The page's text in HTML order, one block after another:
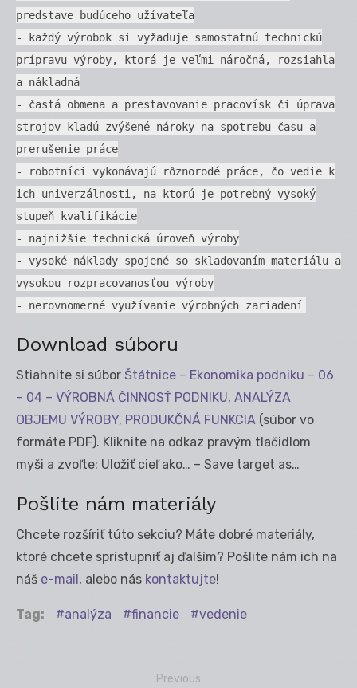
predstave budúceho užívateľa
- každý výrobok si vyžaduje samostatnú technickú
prípravu výroby, ktorá je veľmi náročná, rozsiahla
a nákladná
- častá obmena a prestavovanie pracovísk či úprava
strojov kladú zvýšené nároky na spotrebu času a
prerušenie práce
- robotníci vykonávajú rôznorodé práce, čo vedie k
ich univerzálnosti, na ktorú je potrebný vysoký
stupeň kvalifikácie
- najnižšie technická úroveň výroby
- vysoké náklady spojené so skladovaním materiálu a
vysokou rozpracovanosťou výroby
- nerovnomerné využívanie výrobných zariadení
Download súboru
Stiahnite si súbor Štátnice – Ekonomika podniku – 06
– 04 – VÝROBNÁ ČINNOSŤ PODNIKU, ANALÝZA
OBJEMU VÝROBY, PRODUKČNÁ FUNKCIA (súbor vo
formáte PDF). Kliknite na odkaz pravým tlačidlom
myši a zvoľte: Uložiť cieľ ako… – Save target as…
Pošlite nám materiály
Chcete rozšíriť túto sekciu? Máte dobré materiály,
ktoré chcete sprístupniť aj ďalším? Pošlite nám ich na
náš e-mail, alebo nás kontaktujte!
Tag: analýza financie vedenie
Previous